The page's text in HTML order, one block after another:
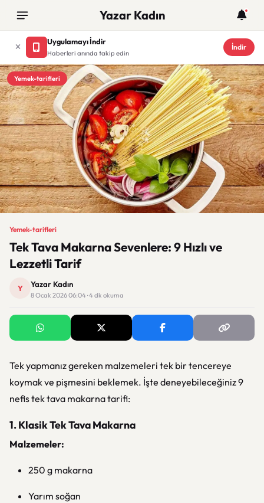
Yazar Kadın
Uygulamayı İndir
Haberleri anında takip edin
İndir
Yemek-tarifleri
Yemek-tarifleri
Tek Tava Makarna Sevenlere: 9 Hızlı ve
Lezzetli Tarif
Y Yazar Kadın
8 Ocak 2026 06:04 · 4 dk okuma
Tek yapmanız gereken malzemeleri tek bir tencereye
koymak ve pişmesini beklemek. İşte deneyebileceğiniz 9
nefis tek tava makarna tarifi:
1. Klasik Tek Tava Makarna
Malzemeler:
250 g makarna
Yarım soğan